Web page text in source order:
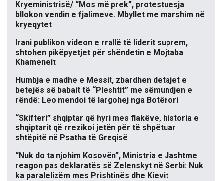
Kryeministrisë/ “Mos më prek”, protestuesja
bllokon vendin e fjalimeve. Mbyllet me marshim në
kryeqytet
Irani publikon videon e rrallë të liderit suprem,
shtohen pikëpyetjet për shëndetin e Mojtaba
Khameneit
Humbja e madhe e Messit, zbardhen detajet e
betejës së babait të “Pleshtit” me sëmundjen e
rëndë: Leo mendoi të largohej nga Botërori
“Skifteri” shqiptar që hyri mes flakëve, historia e
shqiptarit që rrezikoi jetën për të shpëtuar
shtëpitë në Psatha të Greqisë
“Nuk do ta njohim Kosovën”, Ministria e Jashtme
reagon pas deklaratës së Zelenskyt në Serbi: Nuk
ka paralelizëm mes Prishtinës dhe Kievit